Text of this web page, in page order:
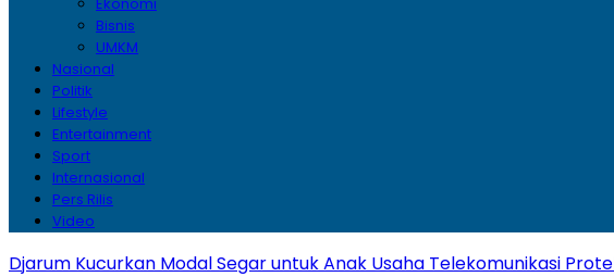
Bisnis
UMKM
Nasional
Politik
Lifestyle
Entertainment
Sport
Internasional
Pers Rilis
Video
Djarum Kucurkan Modal Segar untuk Anak Usaha Telekomunikasi